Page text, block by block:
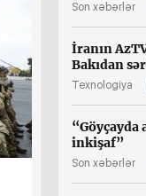
Son xəbərlər
İranın
Bakıdan
Texnologiya
inkişaf”
Son xəbərlər